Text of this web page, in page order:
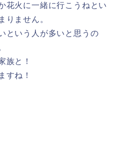
花火に一緒に行こうねとい
りません。
という人が多いと思うの
族と！
すね！